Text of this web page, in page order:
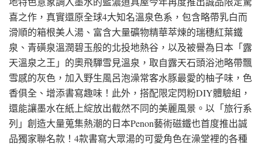
喜之作，真實還原全球4大知名溫泉色系，包含略帶乳白而
滑順的箱根美人湯、富含大量礦物精華萃煉的瑞穗紅葉鐵
泉、青磺泉溫潤碧玉般的北投地熱谷，以及被譽為日本「露
天溫泉之王」的奧飛驒雪見溫泉，取自露天石頭浴池略帶飄
雪感的灰色，加入野生風呂泡澡常客水豚最愛的柚子味，色
香俱全、增添書寫趣味！此外，搭配限定閃粉DIY體驗組，
還能讓墨水在紙上綻放出截然不同的美麗風景。以「旅行系
列」創造大量蒐集熱潮的日本Penon藝術磁鐵也首度推出誠
品獨家聯名款！4款書寫大眾湯的可愛角色在澡堂裡的各種